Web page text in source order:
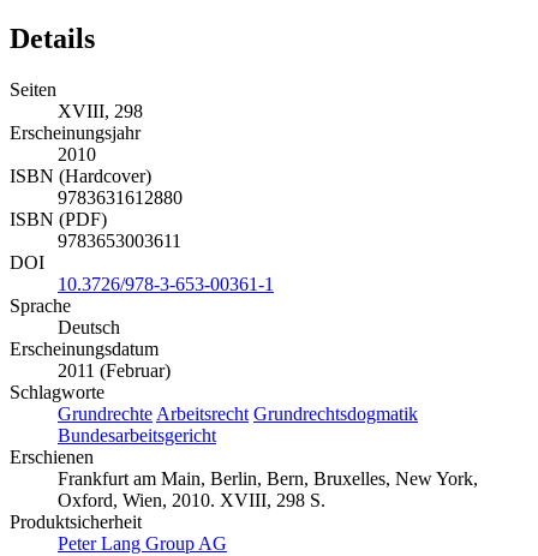
Details
Seiten
XVIII, 298
Erscheinungsjahr
2010
ISBN (Hardcover)
9783631612880
ISBN (PDF)
9783653003611
DOI
10.3726/978-3-653-00361-1
Sprache
Deutsch
Erscheinungsdatum
2011 (Februar)
Schlagworte
Grundrechte Arbeitsrecht Grundrechtsdogmatik
Bundesarbeitsgericht
Erschienen
Frankfurt am Main, Berlin, Bern, Bruxelles, New York,
Oxford, Wien, 2010. XVIII, 298 S.
Produktsicherheit
Peter Lang Group AG